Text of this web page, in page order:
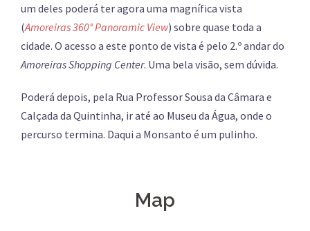
um deles poderá ter agora uma magnífica vista
(Amoreiras 360° Panoramic View) sobre quase toda a
cidade. O acesso a este ponto de vista é pelo 2.º andar do
Amoreiras Shopping Center. Uma bela visão, sem dúvida.
Poderá depois, pela Rua Professor Sousa da Câmara e
Calçada da Quintinha, ir até ao Museu da Água, onde o
percurso termina. Daqui a Monsanto é um pulinho.
Map